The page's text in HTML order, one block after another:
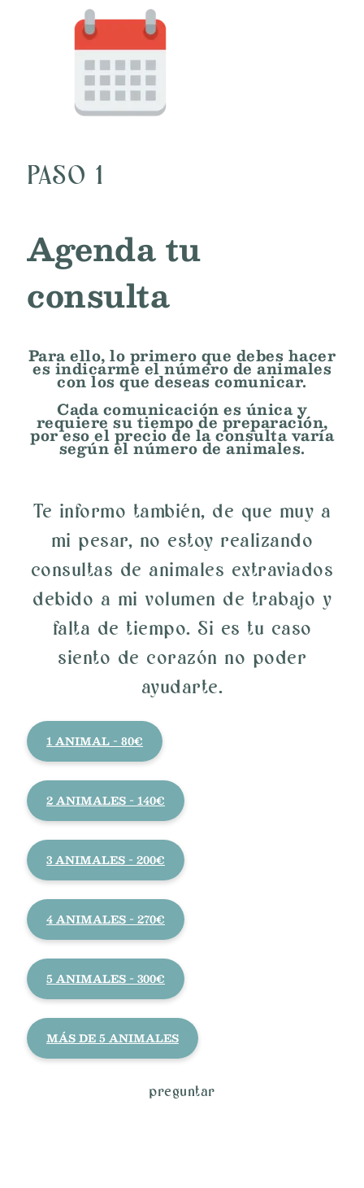
PASO 1
Agenda tu
consulta
Para ello, lo primero que debes hacer
es indicarme el número de animales
con los que deseas comunicar.
Cada comunicación es única y
requiere su tiempo de preparación,
por eso el precio de la consulta varía
según el número de animales.
Te informo también, de que muy a
mi pesar, no estoy realizando
consultas de animales extraviados
debido a mi volumen de trabajo y
falta de tiempo. Si es tu caso
siento de corazón no poder
ayudarte.
1 ANIMAL - 80€
2 ANIMALES - 140€
3 ANIMALES - 200€
4 ANIMALES - 270€
5 ANIMALES - 300€
MÁS DE 5 ANIMALES
preguntar